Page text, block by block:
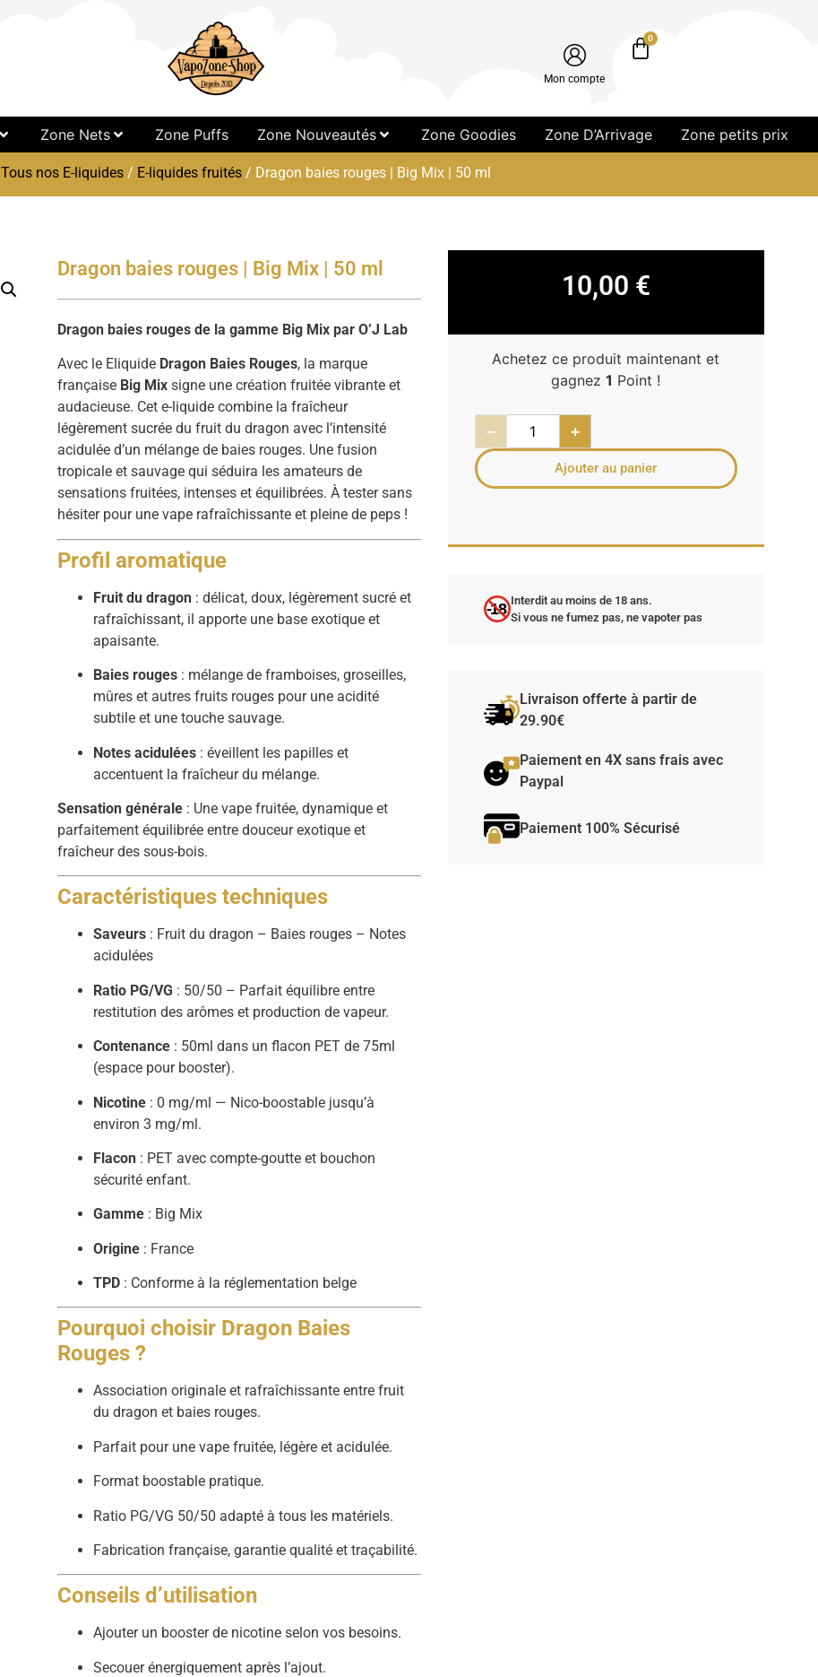
Mon compte
0
Zone Nets Zone Puffs Zone Nouveautés Zone Goodies Zone D’Arrivage Zone petits prix
Tous nos E-liquides/ E-liquides fruités/ Dragon baies rouges | Big Mix | 50 ml
Dragon baies rouges | Big Mix | 50 ml
Dragon baies rouges de la gamme Big Mix par O’J Lab
Avec le Eliquide Dragon Baies Rouges, la marque
française Big Mix signe une création fruitée vibrante et
audacieuse. Cet e-liquide combine la fraîcheur
légèrement sucrée du fruit du dragon avec l’intensité
acidulée d’un mélange de baies rouges. Une fusion
tropicale et sauvage qui séduira les amateurs de
sensations fruitées, intenses et équilibrées. À tester sans
hésiter pour une vape rafraîchissante et pleine de peps !
Profil aromatique
Fruit du dragon : délicat, doux, légèrement sucré et
rafraîchissant, il apporte une base exotique et
apaisante.
Baies rouges : mélange de framboises, groseilles,
mûres et autres fruits rouges pour une acidité
subtile et une touche sauvage.
Notes acidulées : éveillent les papilles et
accentuent la fraîcheur du mélange.
Sensation générale : Une vape fruitée, dynamique et
parfaitement équilibrée entre douceur exotique et
fraîcheur des sous-bois.
Caractéristiques techniques
Saveurs : Fruit du dragon – Baies rouges – Notes
acidulées
Ratio PG/VG : 50/50 – Parfait équilibre entre
restitution des arômes et production de vapeur.
Contenance : 50ml dans un flacon PET de 75ml
(espace pour booster).
Nicotine : 0 mg/ml — Nico-boostable jusqu’à
environ 3 mg/ml.
Flacon : PET avec compte-goutte et bouchon
sécurité enfant.
Gamme : Big Mix
Origine : France
TPD : Conforme à la réglementation belge
Pourquoi choisir Dragon Baies
Rouges ?
Association originale et rafraîchissante entre fruit
du dragon et baies rouges.
Parfait pour une vape fruitée, légère et acidulée.
Format boostable pratique.
Ratio PG/VG 50/50 adapté à tous les matériels.
Fabrication française, garantie qualité et traçabilité.
Conseils d’utilisation
Ajouter un booster de nicotine selon vos besoins.
Secouer énergiquement après l’ajout.
10,00 €
Achetez ce produit maintenant et
gagnez1 Point !
− +
Ajouter au panier
-18 Interdit au moins de 18 ans.
Si vous ne fumez pas, ne vapoter pas
Livraison offerte à partir de
29.90€
Paiement en 4X sans frais avec
Paypal
Paiement 100% Sécurisé